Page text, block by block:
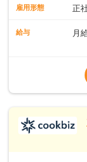
るので、スムーズ
長として活躍を！
一切無用♪一つひ
ないペースで覚
雇用形態 正
給与 月
ま
※
※
※
■店